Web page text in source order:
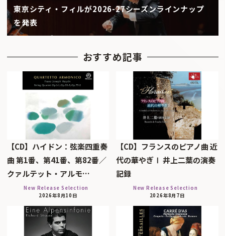
東京シティ・フィルが2026-27シーズンラインナップ
を発表
おすすめ記事
【CD】ハイドン：弦楽四重奏
曲 第1番、第41番、第82番／
クァルテット・アルモ…
New Release Selection
2026年8月10日
【CD】フランスのピアノ曲 近
代の華やぎⅠ 井上二葉の演奏
記録
New Release Selection
2026年8月7日